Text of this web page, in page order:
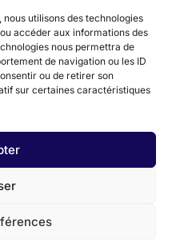
utilisons des technologies
accéder aux informations des
nous permettra de
de navigation ou les ID
ou de retirer son
sur certaines caractéristiques